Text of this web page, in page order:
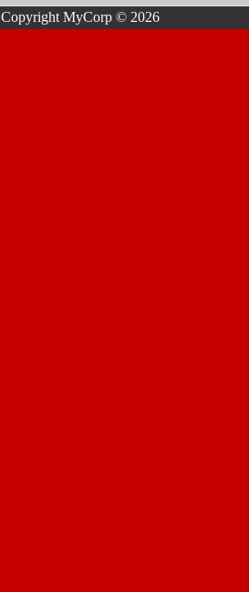
Copyright MyCorp © 2026